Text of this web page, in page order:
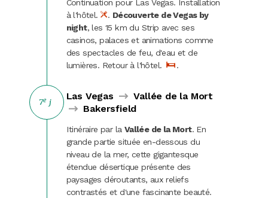
Continuation pour Las Vegas. Installation
à l'hôtel.
. Découverte de Vegas by
night, les 15 km du Strip avec ses
casinos, palaces et animations comme
des spectacles de feu, d'eau et de
lumières. Retour à l'hôtel.
.
7e j
Las Vegas
Vallée de la Mort
Bakersfield
Itinéraire par la Vallée de la Mort. En
grande partie située en-dessous du
niveau de la mer, cette gigantesque
étendue désertique présente des
paysages déroutants, aux reliefs
contrastés et d'une fascinante beauté.